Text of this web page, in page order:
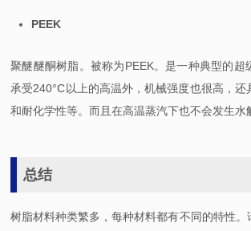
PEEK
聚醚醚酮树脂。被称为PEEK。是一种典型的超
承受240°C以上的高温外，机械强度也很高，还
和耐化学性等。而且在高温蒸汽下也不会发生水
总结
树脂材料种类繁多，每种材料都有不同的特性。